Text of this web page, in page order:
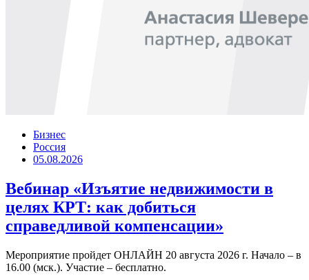
Бизнес
Россия
05.08.2026
Вебинар «Изъятие недвижимости в
целях КРТ: как добиться
справедливой компенсации»
Мероприятие пройдет ОНЛАЙН 20 августа 2026 г. Начало – в
16.00 (мск.). Участие – бесплатно.